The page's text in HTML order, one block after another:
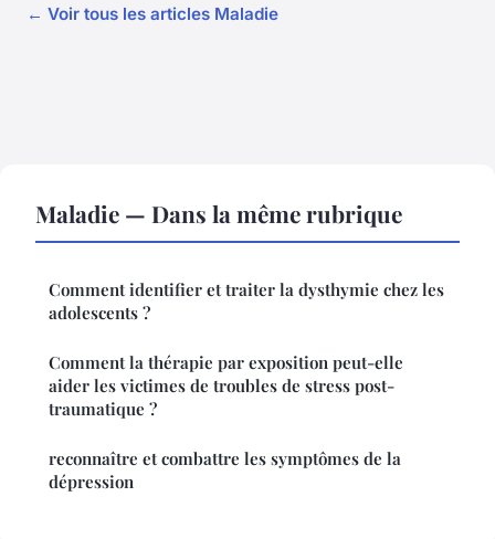
← Voir tous les articles Maladie
Maladie — Dans la même rubrique
Comment identifier et traiter la dysthymie chez les
adolescents ?
Comment la thérapie par exposition peut-elle
aider les victimes de troubles de stress post-
traumatique ?
reconnaître et combattre les symptômes de la
dépression